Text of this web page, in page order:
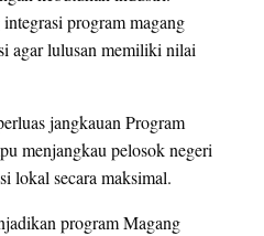
program magang
agar lulusan memiliki nilai
jangkauan Program
menjangkau pelosok negeri
lokal secara maksimal.
program Magang